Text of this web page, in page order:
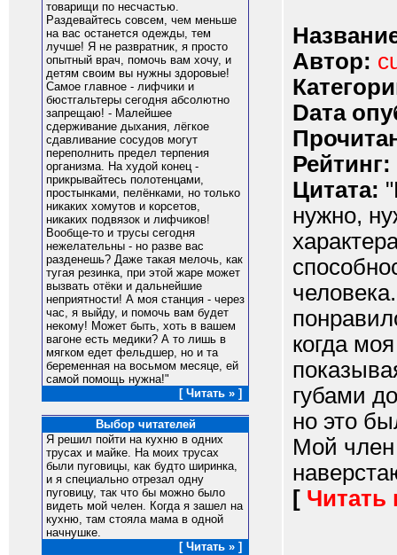
товарищи по несчастью.
Раздевайтесь совсем, чем меньше
на вас останется одежды, тем
лучше! Я не развратник, я просто
опытный врач, помочь вам хочу, и
детям своим вы нужны здоровые!
Самое главное - лифчики и
бюстгальтеры сегодня абсолютно
запрещаю! - Малейшее
сдерживание дыхания, лёгкое
сдавливание сосудов могут
переполнить предел терпения
организма. На худой конец -
прикрывайтесь полотенцами,
простынками, пелёнками, но только
никаких хомутов и корсетов,
никаких подвязок и лифчиков!
Вообще-то и трусы сегодня
нежелательны - но разве вас
разденешь? Даже такая мелочь, как
тугая резинка, при этой жаре может
вызвать отёки и дальнейшие
неприятности! А моя станция - через
час, я выйду, и помочь вам будет
некому! Может быть, хоть в вашем
вагоне есть медики? А то лишь в
мягком едет фельдшер, но и та
беременная на восьмом месяце, ей
самой помощь нужна!"
[ Читать » ]
Выбор читателей
Я решил пойти на кухню в одних
трусах и майке. На моих трусах
были пуговицы, как будто ширинка,
и я специально отрезал одну
пуговицу, так что бы можно было
видеть мой челен. Когда я зашел на
кухню, там стояла мама в одной
начнушке.
[ Читать » ]
Автор:
Dата
Рейтинг:
Цитата:
нужно,
когда
губами
но это
Мой член
[ Читать